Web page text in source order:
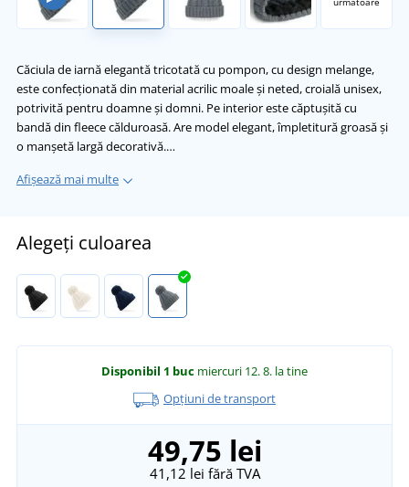
Căciula de iarnă elegantă tricotată cu pompon, cu design melange,
este confecționată din material acrilic moale și neted, croială unisex,
potrivită pentru doamne și domni. Pe interior este căptușită cu
bandă din fleece călduroasă. Are model elegant, împletitură groasă și
o manșetă largă decorativă.…
Afișează mai multe
Alegeți culoarea
Disponibil 1 buc miercuri 12. 8. la tine
Opțiuni de transport
49,75 lei
41,12 lei fără TVA